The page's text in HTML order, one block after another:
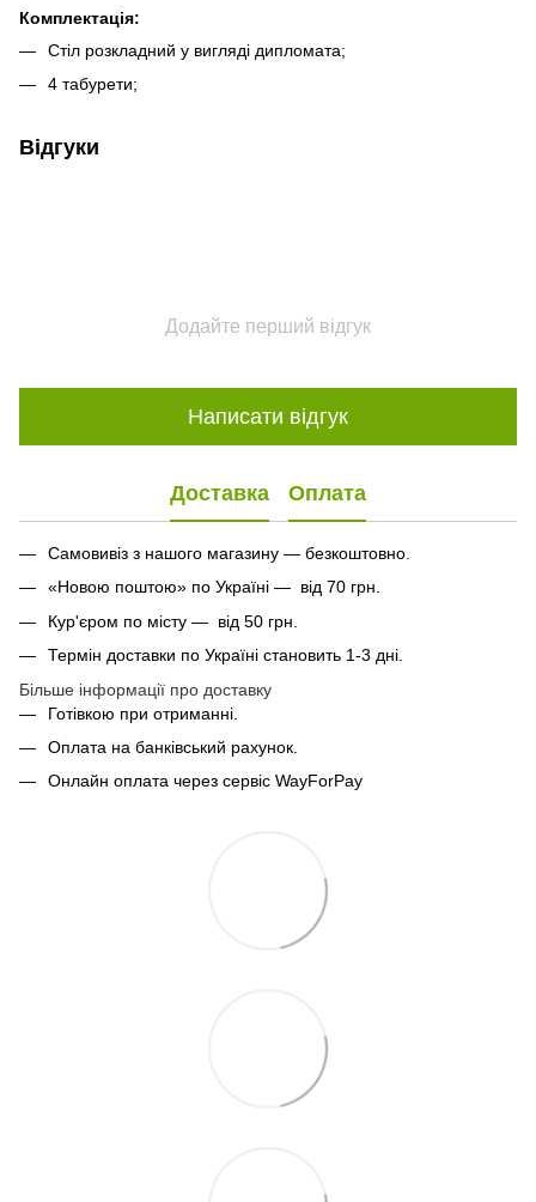
Комплектація:
Стіл розкладний у вигляді дипломата;
4 табурети;
Відгуки
Додайте перший відгук
Написати відгук
Доставка Оплата
Самовивіз з нашого магазину — безкоштовно.
«Новою поштою» по Україні — від 70 грн.
Кур'єром по місту — від 50 грн.
Термін доставки по Україні становить 1-3 дні.
Більше інформації про доставку
Готівкою при отриманні.
Оплата на банківський рахунок.
Онлайн оплата через сервіс WayForPay